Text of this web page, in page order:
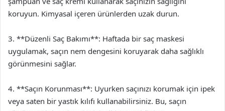
koruyun. Kimyasal içeren ürünlerden uzak durun.
3. **Düzenli Saç Bakımı**: Haftada bir saç maskesi
uygulamak, saçın nem dengesini koruyarak daha sağlıklı
görünmesini sağlar.
4. **Saçın Korunması**: Uyurken saçınızı korumak için ipek
veya saten bir yastık kılıfı kullanabilirsiniz. Bu, saçın